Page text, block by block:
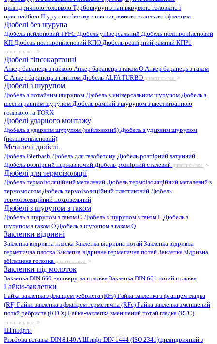
циліндричною головкою Турбошуруп з напівкруглою головкою і
пресшайбою Шуруп по бетону з шестигранною головкою і фланцем
Дюбелі без шурупа
Дюбель нейлоновий TPFC Дюбель універсальний Дюбель поліпропіленовий
КП Дюбель поліпропіленовий КПО Дюбель розпірний рамний КПР1
дивитись все
Дюбелі гіпсокартонні
Анкер баранець з гайкою Анкер баранець з гаком O Анкер баранець з гаком
С Анкер баранець з гвинтом Дюбель ALFA TURBO дивитись все
Дюбелі з шурупом
Дюбель з потайним шурупом Дюбель з універсальним шурупом Дюбель з
шестигранним шурупом Дюбель рамний з шурупом з шестигранною
голівкою та TORX
Дюбелі ударного монтажу
Дюбель з ударним шурупом (нейлоновий) Дюбель з ударним шурупом
(поліпропіленовий)
Металеві дюбелі
Дюбель Bierbach Дюбель для газобетону Дюбель розпірний латунний
Дюбель розпірний нержавіючий Дюбель розпірний сталевий дивитись все
Дюбелі для термоізоляції
Дюбель термоізоляційний металевий Дюбель термоізоляційний металевий з
термомостом Дюбель термоізоляційний пластиковий Дюбель
термоізоляційний покрівельний
Дюбелі з шурупом з гаком
Дюбель з шурупом з гаком C Дюбель з шурупом з гаком L Дюбель з
шурупом з гаком O Дюбель з шурупом з гаком Q
Заклепки відривні
Заклепка відривна плоска Заклепка відривна потай Заклепка відривна
герметична плоска Заклепка відривна герметична потай Заклепка відривна
збільшена головка дивитись все
Заклепки під молоток
Заклепка DIN 660 напівкругла головка Заклепка DIN 661 потай головка
Гайки-заклепки
Гайка-заклепка з фланцем ребриста (RFs) Гайка-заклепка з фланцем гладка
(RF) Гайка-заклепка з фланцем герметична (RFc) Гайка-заклепка зменшений
потай ребриста (RTCs) Гайка-заклепка зменшений потай гладка (RTC)
дивитись все
Штифти
Різьбова вставка DIN 8140 AШтифт DIN 1444 (ISO 2341) циліндричний з